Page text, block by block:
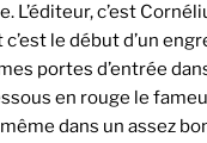
L’éditeur, c’est
le début d’un
portes d’entrée
en rouge le
dans un assez